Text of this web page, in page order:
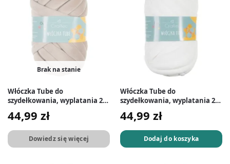
Brak na stanie
Włóczka Tube do
szydełkowania, wyplatania 20
mm beżowa #35
44,99 zł
Dowiedz się więcej
Włóczka Tube do
szydełkowania, wyplatania 20
mm biała #7
44,99 zł
Dodaj do koszyka